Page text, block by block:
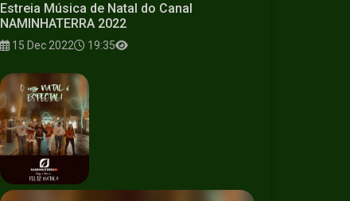
Estreia Música de Natal do Canal
NAMINHATERRA 2022
15 Dec 2022 19:35